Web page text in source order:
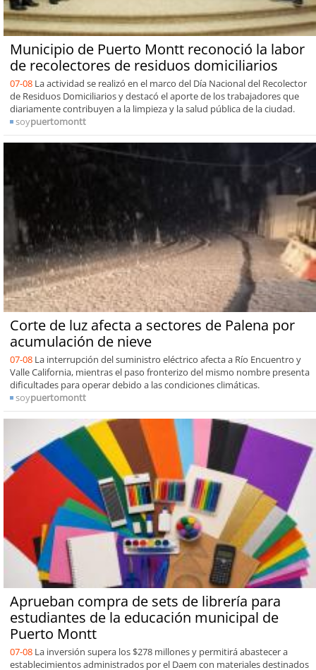
Municipio de Puerto Montt reconoció la labor
de recolectores de residuos domiciliarios
07-08 La actividad se realizó en el marco del Día Nacional del Recolector
de Residuos Domiciliarios y destacó el aporte de los trabajadores que
diariamente contribuyen a la limpieza y la salud pública de la ciudad.
soypuertomontt
Corte de luz afecta a sectores de Palena por
acumulación de nieve
07-08 La interrupción del suministro eléctrico afecta a Río Encuentro y
Valle California, mientras el paso fronterizo del mismo nombre presenta
dificultades para operar debido a las condiciones climáticas.
soypuertomontt
Aprueban compra de sets de librería para
estudiantes de la educación municipal de
Puerto Montt
07-08 La inversión supera los $278 millones y permitirá abastecer a
establecimientos administrados por el Daem con materiales destinados